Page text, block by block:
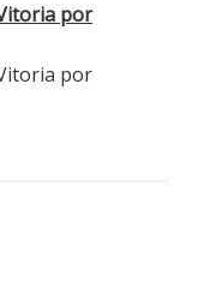
por
por